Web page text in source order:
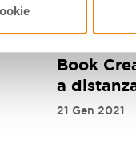
DIDATTICA
Book
a
21 Gen 2021